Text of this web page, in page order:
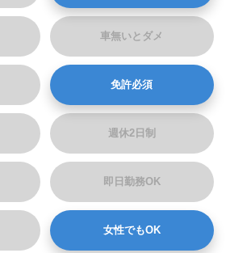
車無いとダメ
免許必須
週休2日制
即日勤務OK
女性でもOK